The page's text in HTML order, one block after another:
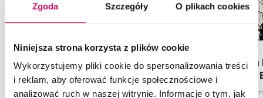
Zgoda Szczegóły O plikach cookies
Niniejsza strona korzysta z plików cookie
Wykorzystujemy pliki cookie do spersonalizowania treści
i reklam, aby oferować funkcje społecznościowe i
analizować ruch w naszej witrynie. Informacje o tym, jak
Tubądzin London Hyde
Park 1
Mozaika, 29,8x29,8 cm
Tubądzin
Piccadilly
Obraz